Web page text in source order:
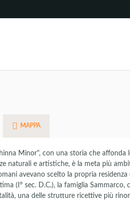
MAPPA
Minor", con una storia che affonda
naturali e artistiche, è la meta più
avevano scelto la propria
(I° sec. D.C.), la famiglia
una delle strutture ricettive più